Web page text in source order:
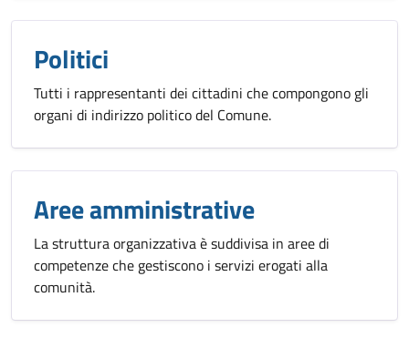
Politici
Tutti i rappresentanti dei cittadini che compongono gli
organi di indirizzo politico del Comune.
Aree amministrative
La struttura organizzativa è suddivisa in aree di
competenze che gestiscono i servizi erogati alla
comunità.